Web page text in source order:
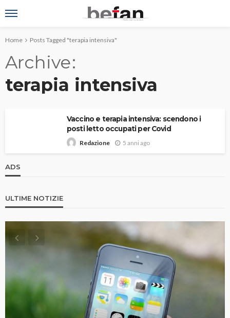
Home Posts Tagged "terapia intensiva"
Archive
terapia intensiva
Vaccino e terapia intensiva: scendono i
posti letto occupati per Covid
Redazione 5 anni ago
ADS
ULTIME NOTIZIE